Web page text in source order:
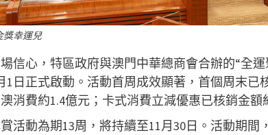
獎幸運兒
信心，特區政府與澳門中華總商會合辦的“全
1日正式啟動。活動首周成效顯著，首個周末已
消費約1.4億元；卡式消費立減優惠已核銷金額
活動為期13周，將持續至11月30日。活動期